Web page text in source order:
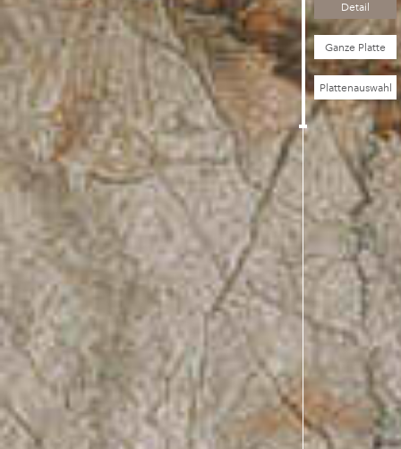
Detail
Ganze Platte
Plattenauswahl